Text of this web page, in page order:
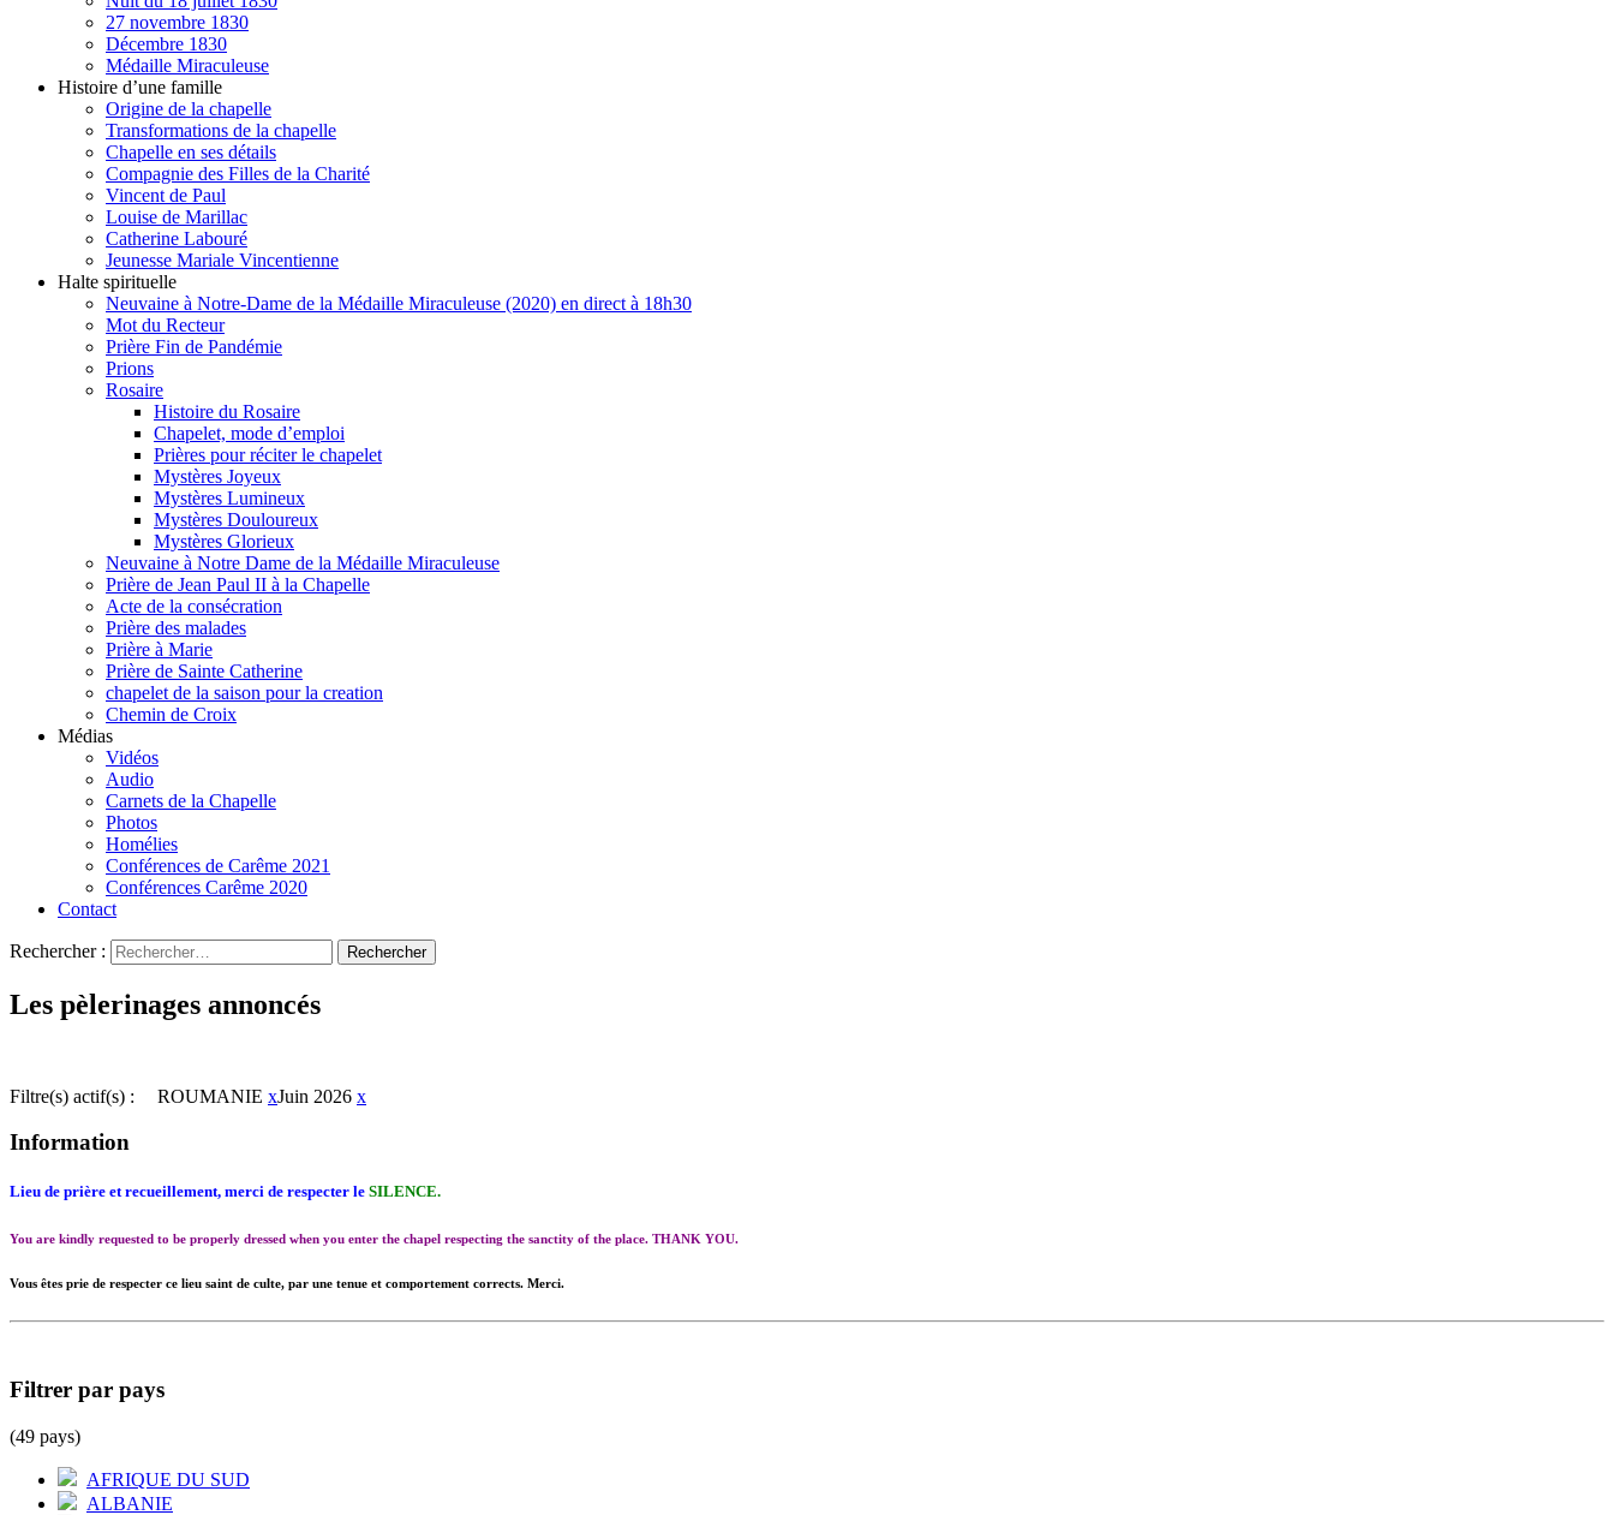
27 novembre 1830
Décembre 1830
Médaille Miraculeuse
Histoire d’une famille
Origine de la chapelle
Transformations de la chapelle
Chapelle en ses détails
Compagnie des Filles de la Charité
Vincent de Paul
Louise de Marillac
Catherine Labouré
Jeunesse Mariale Vincentienne
Halte spirituelle
Neuvaine à Notre-Dame de la Médaille Miraculeuse (2020) en direct à 18h30
Mot du Recteur
Prière Fin de Pandémie
Prions
Rosaire
Histoire du Rosaire
Chapelet, mode d’emploi
Prières pour réciter le chapelet
Mystères Joyeux
Mystères Lumineux
Mystères Douloureux
Mystères Glorieux
Neuvaine à Notre Dame de la Médaille Miraculeuse
Prière de Jean Paul II à la Chapelle
Acte de la consécration
Prière des malades
Prière à Marie
Prière de Sainte Catherine
chapelet de la saison pour la creation
Chemin de Croix
Médias
Vidéos
Audio
Carnets de la Chapelle
Photos
Homélies
Conférences de Carême 2021
Conférences Carême 2020
Contact
Rechercher :
Les pèlerinages annoncés
Filtre(s) actif(s) : ROUMANIE xJuin 2026 x
Information
Lieu de prière et recueillement, merci de respecter le SILENCE.
You are kindly requested to be properly dressed when you enter the chapel respecting the sanctity of the place. THANK YOU.
Vous êtes prie de respecter ce lieu saint de culte, par une tenue et comportement corrects. Merci.
Filtrer par pays
(49 pays)
AFRIQUE DU SUD
ALBANIE